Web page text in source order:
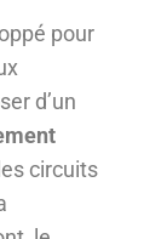
pour
d’un
circuits